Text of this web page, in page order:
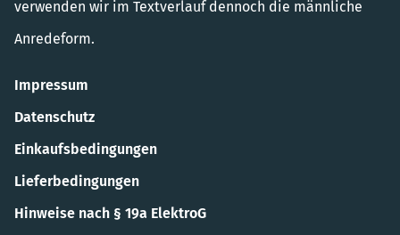
verwenden wir im Textverlauf dennoch die männliche
Anredeform.
Impressum
Datenschutz
Einkaufsbedingungen
Lieferbedingungen
Hinweise nach § 19a ElektroG